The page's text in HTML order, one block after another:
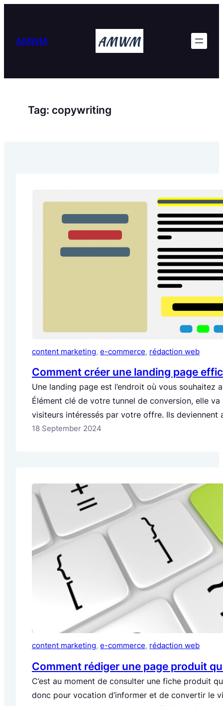
content
AMWM
Tag: copywriting
content marketing, e-commerce, rédaction web
Comment créer une landing page
Une landing page est l’endroit où vous
Élément clé de votre tunnel de conversion, elle
visiteurs intéressés par votre offre. Ils
convertir en clients. C’est pourquoi vous devez
18 September 2024
content marketing, e-commerce, rédaction web
Comment rédiger une page produit
C’est au moment de consulter une fiche produit
donc pour vocation d’informer et de convertir le